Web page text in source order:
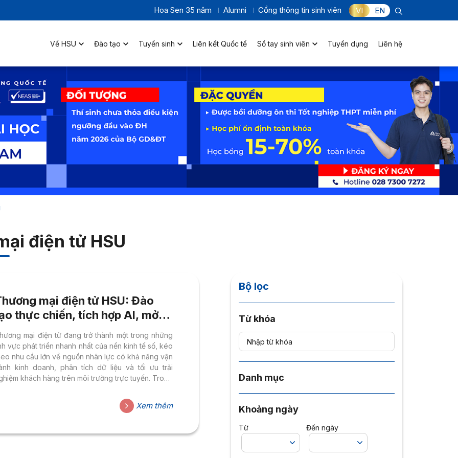
Hoa Sen 35 năm Alumni Cổng thông tin sinh viên VI EN
Về HSU Đào tạo Tuyển sinh Liên kết Quốc tế Sổ tay sinh viên Tuyển dụng Liên hệ
điện tử HSU
mại điện tử HSU: Đào
thực chiến, tích hợp AI, mở
cơ hội việc làm trong nền
tế số
mại điện tử đang trở thành một trong những
vực phát triển nhanh nhất của nền kinh tế số, kéo
nhu cầu lớn về nguồn nhân lực có khả năng vận
kinh doanh, phân tích dữ liệu và tối ưu trải
khách hàng trên môi trường trực tuyến. Trong
Sen (HSU) được xây dựng theo định hướng
chiến, tích hợp AI và bám sát nhu cầu doanh
trên giảng đường....
Xem thêm
Bộ lọc
Từ khóa
Danh mục
Khoảng ngày
Từ Đến ngày